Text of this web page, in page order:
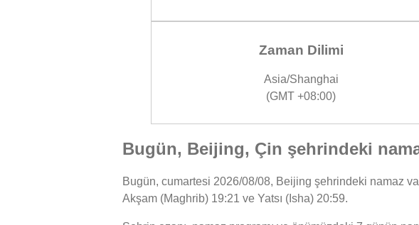
Zaman Dilimi
Asia/Shanghai
(GMT +08:00)
Bugün, Beijing, Çin şehrindeki
Bugün, cumartesi 2026/08/08, Beijing şehrindeki namaz
Akşam (Maghrib) 19:21 ve Yatsı (Isha) 20:59.